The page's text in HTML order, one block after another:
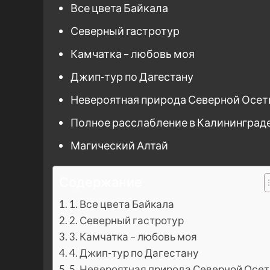
Все цвета Байкала
Северный гастротур
Камчатка – любовь моя
Джип-тур по Дагестану
Невероятная природа Северной
Полное расслабление в
Магический Алтай
1. Все цвета Байкала
2. Северный гастротур
3. Камчатка – любовь моя
4. Джип-тур по Дагестану